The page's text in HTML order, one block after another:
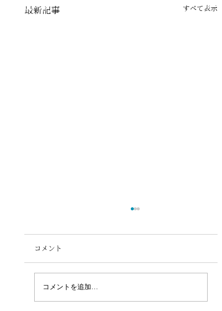
最新記事 すべて表示
コメント
コメントを追加…